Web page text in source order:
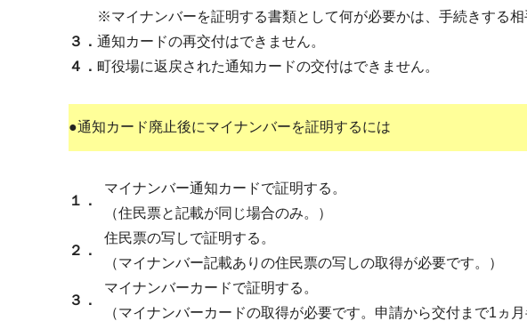
※マイナンバーを証明する書類として何が必要かは、手続きする相
３． 通知カードの再交付はできません。
４． 町役場に返戻された通知カードの交付はできません。
●通知カード廃止後にマイナンバーを証明するには
１．
マイナンバー通知カードで証明する。
（住民票と記載が同じ場合のみ。）
２．
住民票の写しで証明する。
（マイナンバー記載ありの住民票の写しの取得が必要です。）
３．
マイナンバーカードで証明する。
（マイナンバーカードの取得が必要です。申請から交付まで1ヵ